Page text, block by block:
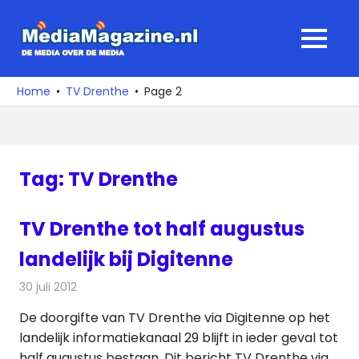
naar
media
over
MENU
Home TV Drenthe Page 2
Tag: TV Drenthe
TV Drenthe tot half augustus
landelijk bij Digitenne
30 juli 2012
De doorgifte van TV Drenthe via Digitenne op het
landelijk informatiekanaal 29 blijft in ieder geval tot